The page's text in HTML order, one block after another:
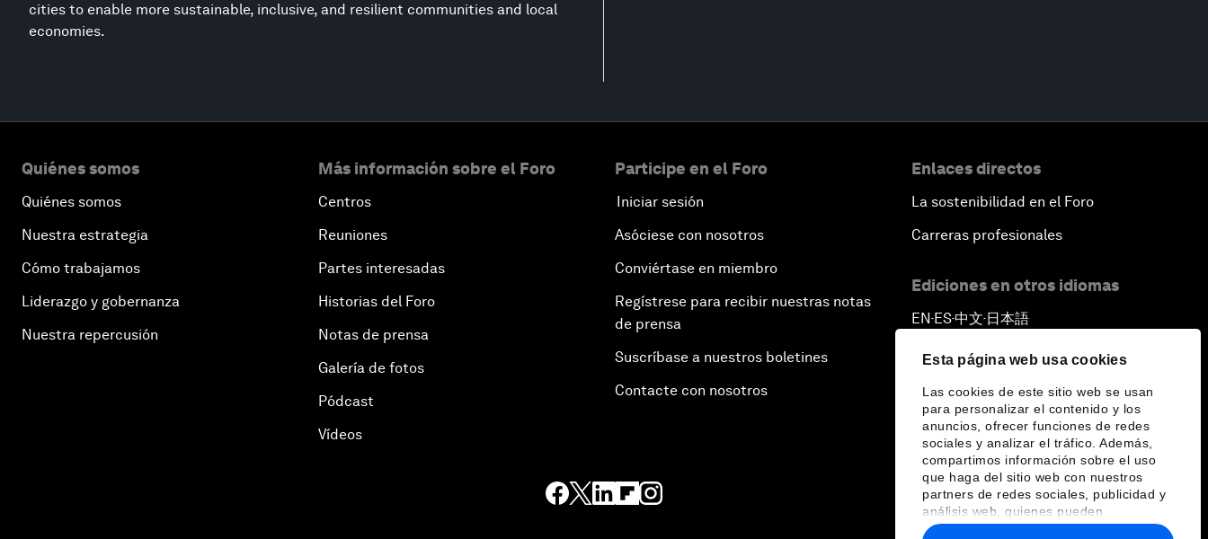
Esta página web usa cookies
Las cookies de este sitio web se usan
para personalizar el contenido y los
anuncios, ofrecer funciones de redes
sociales y analizar el tráfico. Además,
compartimos información sobre el uso
que haga del sitio web con nuestros
partners de redes sociales, publicidad y
análisis web, quienes pueden
combinarla con otra información que les
cities to enable more sustainable, inclusive, and resilient communities and local
economies.
Quiénes somos
Quiénes somos
Nuestra estrategia
Cómo trabajamos
Liderazgo y gobernanza
Nuestra repercusión
Más información sobre el Foro
Centros
Reuniones
Partes interesadas
Historias del Foro
Notas de prensa
Galería de fotos
Pódcast
Vídeos
Participe en el Foro
Iniciar sesión
Asóciese con nosotros
Conviértase en miembro
Regístrese para recibir nuestras notas
de prensa
Suscríbase a nuestros boletines
Contacte con nosotros
Enlaces directos
La sostenibilidad en el Foro
Carreras profesionales
Ediciones en otros idiomas
EN ▪ ES▪中文▪ 日本語